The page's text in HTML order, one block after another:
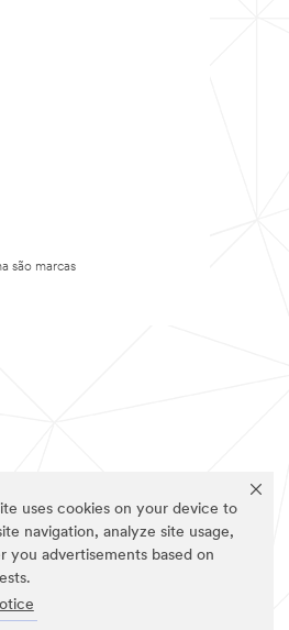
uses cookies on your device to
navigation, analyze site usage,
you advertisements based on
são marcas